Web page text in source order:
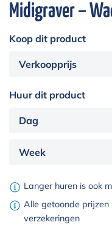
Midigraver –
Koop dit product
Verkoopprijs
Huur dit product
Dag
Week
Langer huren is ook
Alle getoonde
verzekeringen